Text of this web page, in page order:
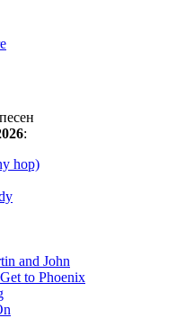
:
hop)
and John
to Phoenix